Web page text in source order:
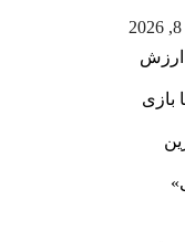
ارزش
بازی